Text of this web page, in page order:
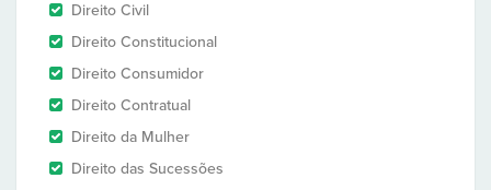
Direito Civil
Direito Constitucional
Direito Consumidor
Direito Contratual
Direito da Mulher
Direito das Sucessões